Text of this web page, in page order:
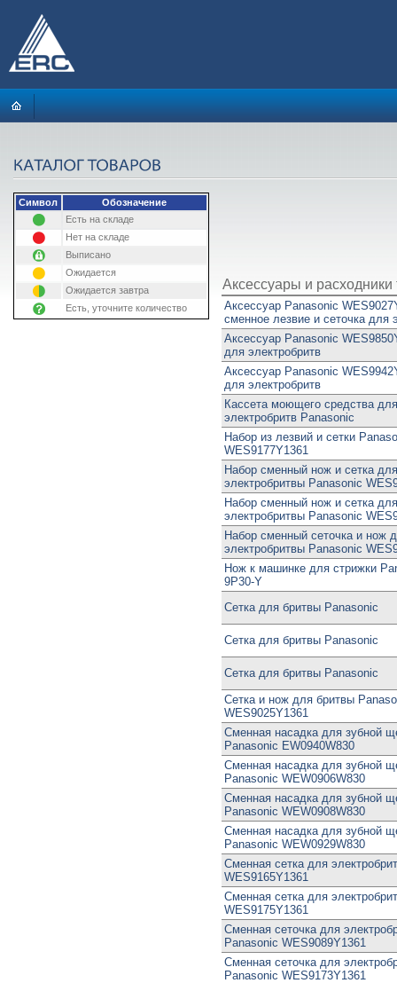
Символ
Обозначение
Есть на складе
Нет на складе
Выписано
Ожидается
Ожидается завтра
Есть, уточните количество
Аксессуары и
Аксессуар Panasonic
сменное лезвие и сеточка для
Аксессуар Panasonic
для электробритв
Аксессуар Panasonic
для электробритв
Кассета моющего средства для
электробритв Panasonic
Набор из лезвий и сетки
WES9177Y1361
Набор сменный нож и сетка для
электробритвы Panasonic
Набор сменный нож и сетка для
электробритвы Panasonic
Набор сменный сеточка и нож
электробритвы Panasonic
Нож к машинке для стрижки
9P30-Y
Сетка для бритвы Panasonic
Сетка для бритвы Panasonic
Сетка для бритвы Panasonic
Сетка и нож для бритвы
WES9025Y1361
Сменная насадка для зубной
Panasonic EW0940W830
Сменная насадка для зубной
Panasonic WEW0906W830
Сменная насадка для зубной
Panasonic WEW0908W830
Сменная насадка для зубной
Panasonic WEW0929W830
Сменная сетка для
WES9165Y1361
Сменная сетка для
WES9175Y1361
Сменная сеточка для
Panasonic WES9089Y1361
Сменная сеточка для
Panasonic WES9173Y1361